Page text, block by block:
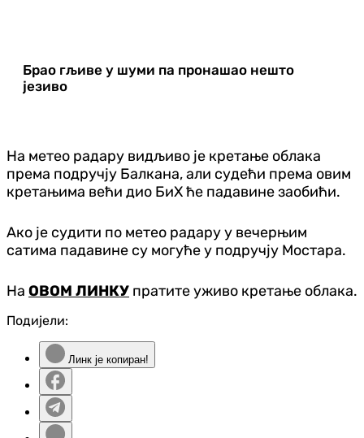
Брао гљиве у шуми па пронашао нешто
језиво
На метео радару видљиво је кретање облака
према подручју Балкана, али судећи према овим
кретањима већи дио БиХ ће падавине заобићи.
Ако је судити по метео радару у вечерњим
сатима падавине су могуће у подручју Мостара.
На ОВОМ ЛИНКУ пратите уживо кретање облака.
Подијели:
Линк је копиран!